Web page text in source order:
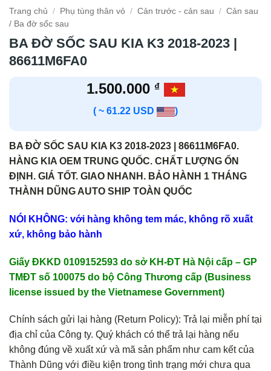
Trang chủ / Phụ tùng thân vỏ / Cản trước - cản sau / Cản sau
/ Ba đờ sốc sau
BA ĐỜ SỐC SAU KIA K3 2018-2023 |
86611M6FA0
1.500.000 ₫
( ~ 61.22 USD )
BA ĐỜ SỐC SAU KIA K3 2018-2023 | 86611M6FA0.
HÀNG KIA OEM TRUNG QUỐC. CHẤT LƯỢNG ỔN
ĐỊNH. GIÁ TỐT. GIAO NHANH. BẢO HÀNH 1 THÁNG
THÀNH DŨNG AUTO SHIP TOÀN QUỐC
NÓI KHÔNG: với hàng không tem mác, không rõ xuất
xứ, không bảo hành
Giấy ĐKKD 0109152593 do sở KH-ĐT Hà Nội cấp – GP
TMĐT số 100075 do bộ Công Thương cấp (Business
license issued by the Vietnamese Government)
Chính sách gửi lại hàng (Return Policy): Trả lại miễn phí tại
địa chỉ của Công ty. Quý khách có thể trả lại hàng nếu
không đúng về xuất xứ và mã sản phẩm như cam kết của
Thành Dũng với điều kiện trong tình trạng mới chưa qua